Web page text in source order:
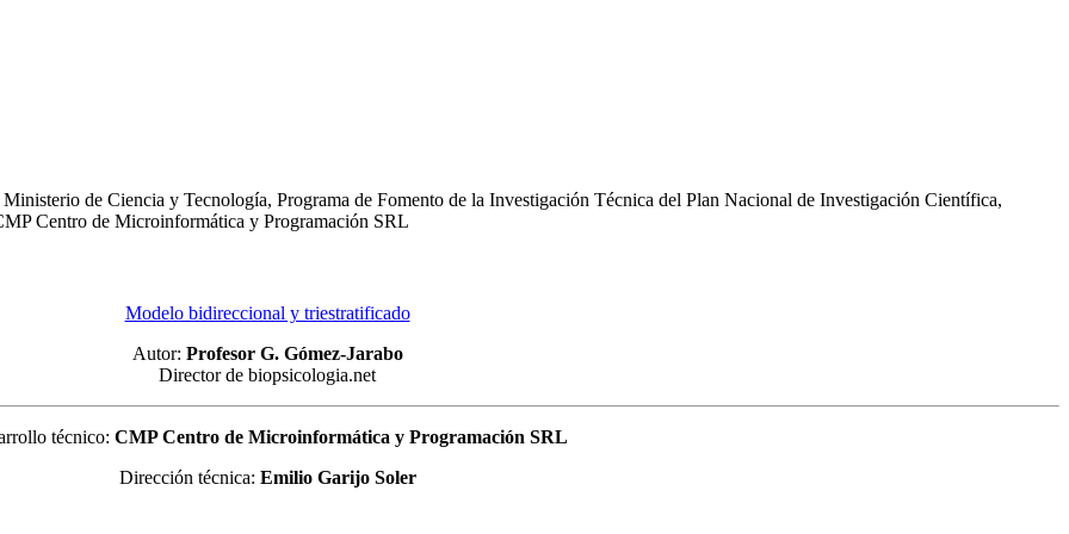
de Ciencia y Tecnología, Programa de Fomento de la Investigación Técnica del Plan Nacional de Investigación Científica,
Centro de Microinformática y Programación SRL
Modelo bidireccional y triestratificado
Autor: Profesor G. Gómez-Jarabo
Director de biopsicologia.net
técnico: CMP Centro de Microinformática y Programación SRL
Dirección técnica: Emilio Garijo Soler